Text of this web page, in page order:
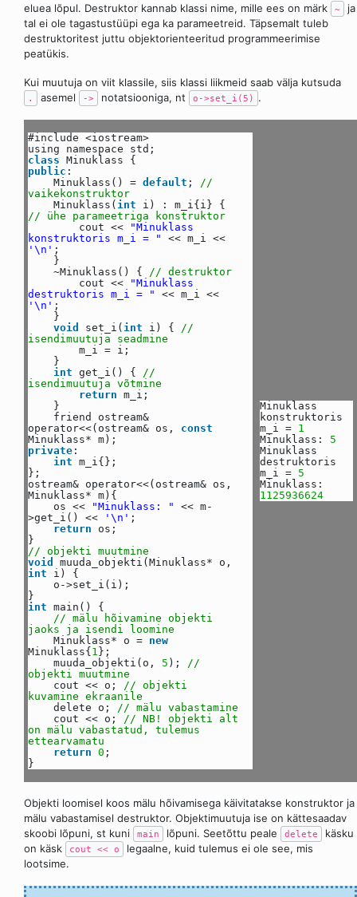
eluea lõpul. Destruktor kannab klassi nime, mille ees on märk
~
ja
tal ei ole tagastustüüpi ega ka parameetreid. Täpsemalt tuleb
destruktoritest juttu objektorienteeritud programmeerimise
peatükis.
Kui muutuja on viit klassile, siis klassi liikmeid saab välja kutsuda
. asemel -> notatsiooniga, nt o->set_i(5) .
#include <iostream>
using namespace std;
class Minuklass {
public :
Minuklass() = default ;
//
vaikekonstruktor
Minuklass( int
i) : m_i{i} {
// ühe parameetriga konstruktor
cout <<
"Minuklass
konstruktoris m_i = "
<< m_i <<
'\n' ;
}
~Minuklass() {
// destruktor
cout <<
"Minuklass
destruktoris m_i = "
<< m_i <<
'\n' ;
}
void
set_i( int i) {
//
isendimuutuja seadmine
m_i = i;
}
int get_i() {
//
isendimuutuja võtmine
return m_i;
}
friend ostream&
operator<<(ostream& os, const
Minuklass* m);
private :
int m_i{};
};
ostream& operator<<(ostream& os,
Minuklass* m){
os <<
"Minuklass: "
<< m-
>get_i() <<
'\n' ;
return
os;
}
// objekti muutmine
void
muuda_objekti(Minuklass* o,
int
i) {
o->set_i(i);
}
int main() {
// mälu hõivamine objekti
jaoks ja isendi loomine
Minuklass* o = new
Minuklass{1 };
muuda_objekti(o, 5 );
//
objekti muutmine
cout << o;
// objekti
kuvamine ekraanile
delete o;
// mälu vabastamine
cout << o;
// NB! objekti alt
on mälu vabastatud, tulemus
ettearvamatu
return 0 ;
}
Minuklass
konstruktoris
m_i = 1
Minuklass: 5
Minuklass
destruktoris
m_i = 5
Minuklass:
1125936624
Objekti loomisel koos mälu hõivamisega käivitatakse konstruktor ja
mälu vabastamisel destruktor. Objektimuutuja ise on kättesaadav
skoobi lõpuni, st kuni
main lõpuni. Seetõttu peale delete
käsku
on käsk
cout << o
legaalne, kuid tulemus ei ole see, mis
lootsime.